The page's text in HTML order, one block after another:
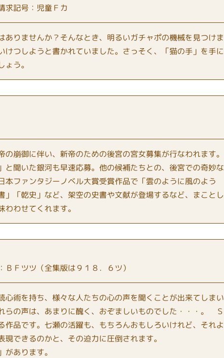
記号：児童Ｆカ
りませんか？そんなとき、明るいガチャポの機械を見つけま
つしようと書かれていました。さっそく、「猫の手」を手に
う。
崩御に伴い、新帝のための後宮の宮女募集が行なわれます。
と聞いた銀河も早速応募。他の候補たちとの、後宮での奇妙な
ファンタジーノベル大賞受賞作品で「雲のように風のよう
「乾史」など、架空の史書や文献が登場するなど、まことし
わせてくれます。
ツツ（全集版は９１８．６ツ）
術を持ち、様々な人たちの心の声を聞くことが出来てしまい
らの声は、あまりに醜く、おぞましいものでした・・・。 Ｓ
品です。七瀬の活躍も、もちろんおもしろいけれど、それよ
できるのかと、その迫力に圧倒されます。
」があります。